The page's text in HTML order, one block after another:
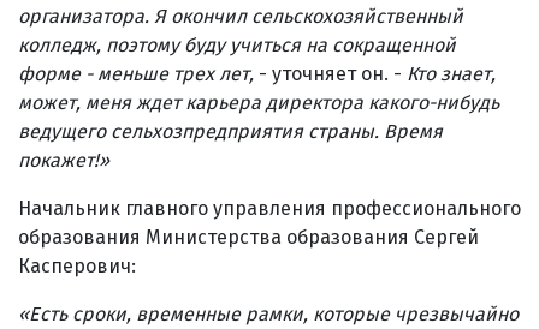
организатора. Я окончил сельскохозяйственный
колледж, поэтому буду учиться на сокращенной
форме - меньше трех лет, - уточняет он. - Кто знает,
может, меня ждет карьера директора какого-нибудь
ведущего сельхозпредприятия страны. Время
покажет!»
Начальник главного управления профессионального
образования Министерства образования Сергей
Касперович:
«Есть сроки, временные рамки, которые чрезвычайно